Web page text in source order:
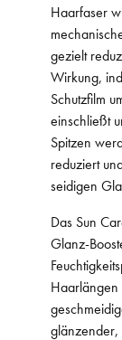
Haarfaser
gezielt
Wirkung,
Schutzfilm
einschließt
Spitzen
reduziert
seidigen
Das Sun
Glanz-
Haarlängen
glänzender,